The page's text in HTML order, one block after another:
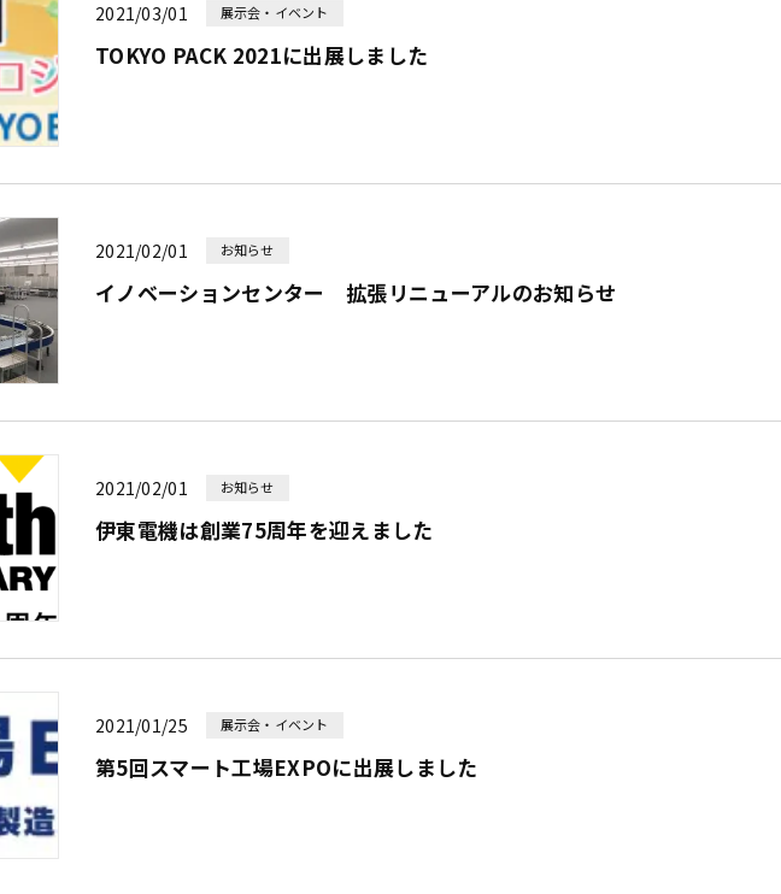
2021/03/01 展示会・イベント
TOKYO PACK 2021に出展しました
2021/02/01 お知らせ
イノベーションセンター 拡張リニューアルのお知らせ
2021/02/01 お知らせ
伊東電機は創業75周年を迎えました
2021/01/25 展示会・イベント
第5回スマート工場EXPOに出展しました